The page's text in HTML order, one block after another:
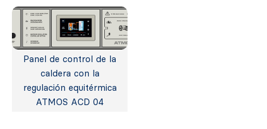
Panel de control de la
caldera con la
regulación equitérmica
ATMOS ACD 04